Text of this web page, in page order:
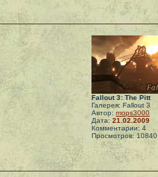
Fallout 3: The Pitt
Галерея: Fallout 3
Автор: mops3000
Дата: 21.02.2009
Комментарии: 4
Просмотров: 10840